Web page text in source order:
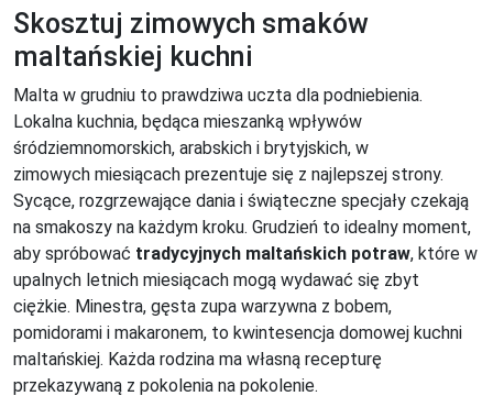
Skosztuj zimowych smaków
maltańskiej kuchni
Malta w grudniu to prawdziwa uczta dla podniebienia.
Lokalna kuchnia, będąca mieszanką wpływów
śródziemnomorskich, arabskich i brytyjskich, w
zimowych miesiącach prezentuje się z najlepszej strony.
Sycące, rozgrzewające dania i świąteczne specjały czekają
na smakoszy na każdym kroku. Grudzień to idealny moment,
aby spróbować tradycyjnych maltańskich potraw, które w
upalnych letnich miesiącach mogą wydawać się zbyt
ciężkie. Minestra, gęsta zupa warzywna z bobem,
pomidorami i makaronem, to kwintesencja domowej kuchni
maltańskiej. Każda rodzina ma własną recepturę
przekazywaną z pokolenia na pokolenie.